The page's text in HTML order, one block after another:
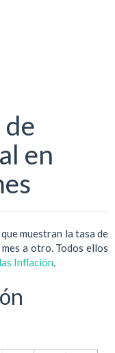
en
muestran la tasa de
a otro. Todos ellos
Inflación.